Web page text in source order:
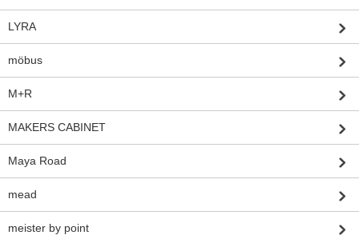
LYRA
möbus
M+R
MAKERS CABINET
Maya Road
mead
meister by point